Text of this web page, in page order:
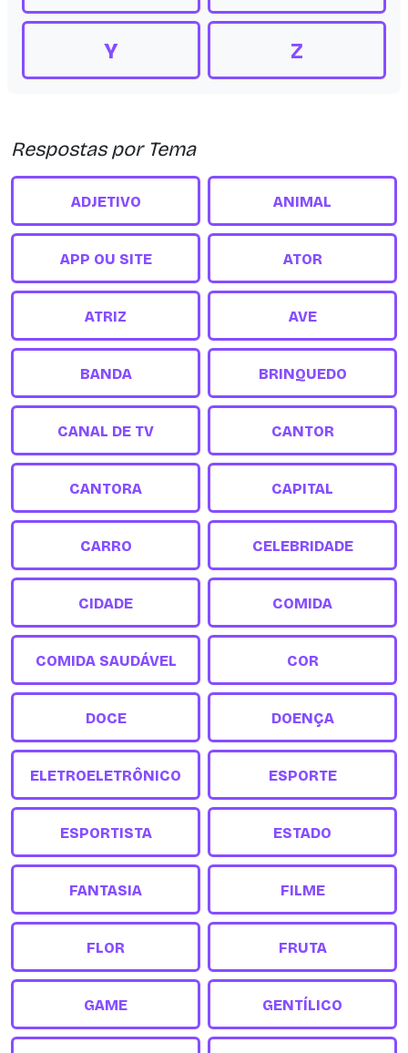
Y Z
Respostas por Tema
ADJETIVO ANIMAL
APP OU SITE ATOR
ATRIZ AVE
BANDA BRINQUEDO
CANAL DE TV CANTOR
CANTORA CAPITAL
CARRO CELEBRIDADE
CIDADE COMIDA
COMIDA SAUDÁVEL COR
DOCE DOENÇA
ELETROELETRÔNICO ESPORTE
ESPORTISTA ESTADO
FANTASIA FILME
FLOR FRUTA
GAME GENTÍLICO